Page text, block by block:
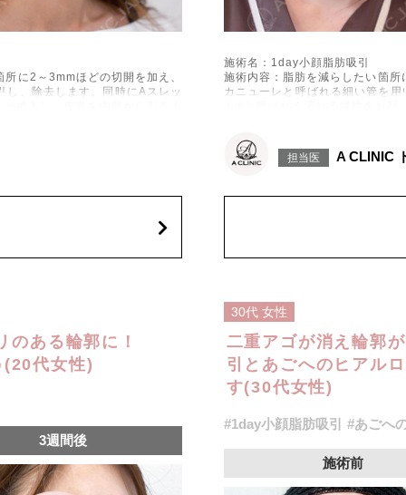
に2～3mmほどの切開を加え、
、除去します。同時にAスレッ
施術名：1day小顔脂肪吸引
施術内容：脂肪を減らしたい箇
カニューレと呼ばれる細い管を
リスク、副作用：赤み、熱感、
に生じることがございます。ま
担当医 A CLINIC
のある輪郭に！
代女性)
3週間後
30代 女性
二重アゴが消え輪郭
引とあごへのヒアル
す(30代女性)
#1day小顔脂肪吸引 #あごへ
施術前